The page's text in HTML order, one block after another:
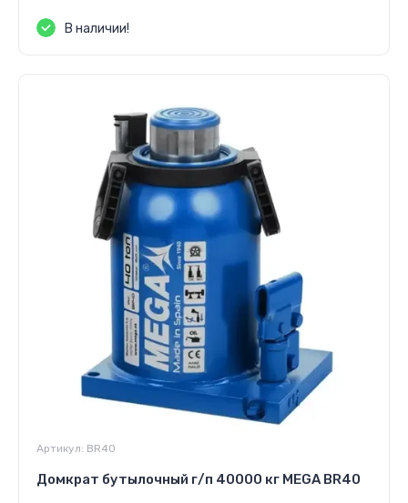
В наличии!
Артикул: BR40
Домкрат бутылочный г/п 40000 кг MEGA BR40